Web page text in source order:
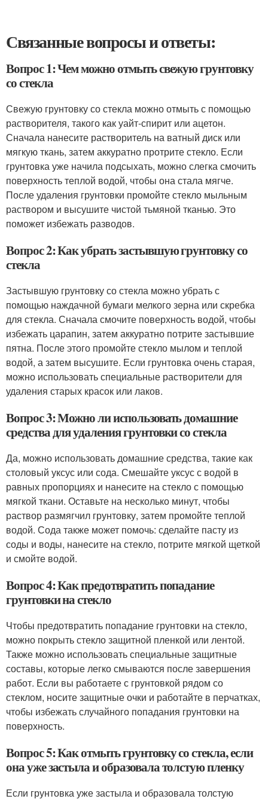
Связанные вопросы и ответы:
Вопрос 1: Чем можно отмыть свежую грунтовку
со стекла
Свежую грунтовку со стекла можно отмыть с помощью
растворителя, такого как уайт-спирит или ацетон.
Сначала нанесите растворитель на ватный диск или
мягкую ткань, затем аккуратно протрите стекло. Если
грунтовка уже начила подсыхать, можно слегка смочить
поверхность теплой водой, чтобы она стала мягче.
После удаления грунтовки промойте стекло мыльным
раствором и высушите чистой тьмяной тканью. Это
поможет избежать разводов.
Вопрос 2: Как убрать застывшую грунтовку со
стекла
Застывшую грунтовку со стекла можно убрать с
помощью наждачной бумаги мелкого зерна или скребка
для стекла. Сначала смочите поверхность водой, чтобы
избежать царапин, затем аккуратно потрите застывшие
пятна. После этого промойте стекло мылом и теплой
водой, а затем высушите. Если грунтовка очень старая,
можно использовать специальные растворители для
удаления старых красок или лаков.
Вопрос 3: Можно ли использовать домашние
средства для удаления грунтовки со стекла
Да, можно использовать домашние средства, такие как
столовый уксус или сода. Смешайте уксус с водой в
равных пропорциях и нанесите на стекло с помощью
мягкой ткани. Оставьте на несколько минут, чтобы
раствор размягчил грунтовку, затем промойте теплой
водой. Сода также может помочь: сделайте пасту из
соды и воды, нанесите на стекло, потрите мягкой щеткой
и смойте водой.
Вопрос 4: Как предотвратить попадание
грунтовки на стекло
Чтобы предотвратить попадание грунтовки на стекло,
можно покрыть стекло защитной пленкой или лентой.
Также можно использовать специальные защитные
составы, которые легко смываются после завершения
работ. Если вы работаете с грунтовкой рядом со
стеклом, носите защитные очки и работайте в перчатках,
чтобы избежать случайного попадания грунтовки на
поверхность.
Вопрос 5: Как отмыть грунтовку со стекла, если
она уже застыла и образовала толстую пленку
Если грунтовка уже застыла и образовала толстую